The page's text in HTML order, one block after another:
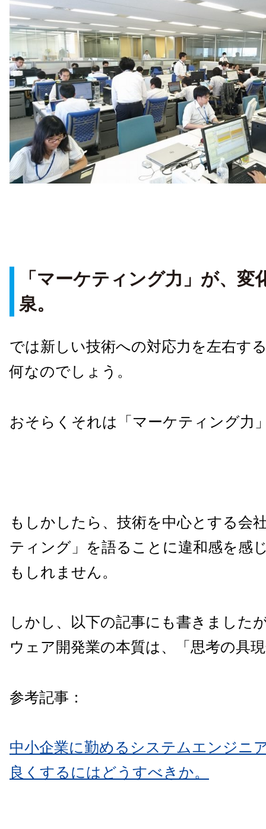
「マーケティング力」が、変
泉。
では新しい技術への対応力を左右す
何なのでしょう。
おそらくそれは「マーケティング力
もしかしたら、技術を中心とする会
ティング」を語ることに違和感を感
もしれません。
しかし、以下の記事にも書きました
ウェア開発業の本質は、「思考の具
参考記事：
中小企業に勤めるシステムエンジニ
良くするにはどうすべきか。